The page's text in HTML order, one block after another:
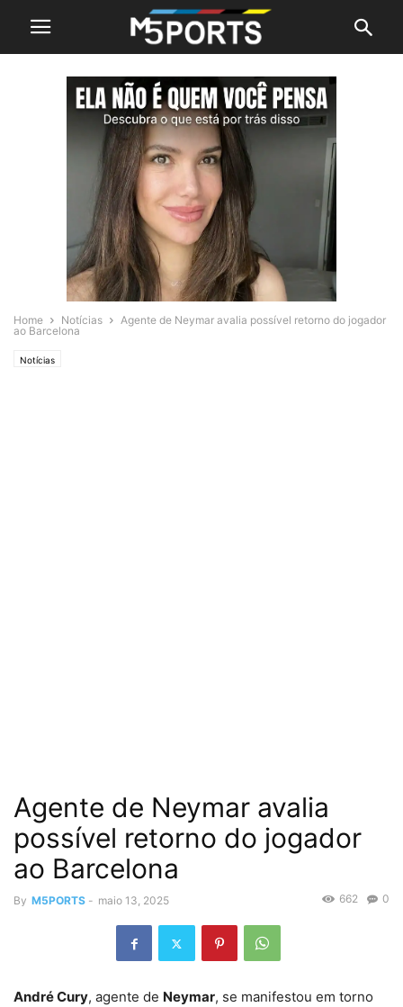
Home Notícias
Agente de Neymar avalia possível retorno do jogador
ao Barcelona
Notícias
Agente de Neymar avalia
possível retorno do jogador
ao Barcelona
By M5PORTS - maio 13, 2025 0
662
André Cury, agente de Neymar, se manifestou em torno